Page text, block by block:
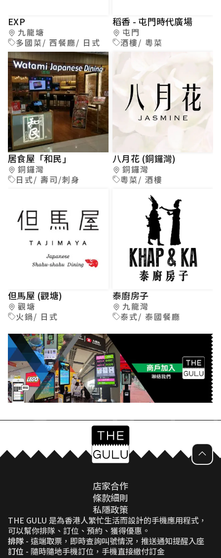
EXP
九龍塘
多國菜/ 西餐廳/ 日式
稻香 - 屯門時代廣場
屯門
酒樓/ 粵菜
居食屋「和民」
銅鑼灣
日式/ 壽司/刺身
八月花 (銅鑼灣)
銅鑼灣
粵菜/ 酒樓
但馬屋 (觀塘)
觀塘
火鍋/ 日式
泰廚房子
九龍灣
泰式/ 泰國餐廳
店家合作
條款細則
私隱政策
THE GULU 是為香港人繁忙生活而設計的手機應用程式，
可以幫你排隊、訂位、預約、獲得優惠。
排隊 - 遠端取票，即時查詢叫號情況，推送通知提醒入座
訂位 - 隨時隨地手機訂位，手機直接繳付訂金